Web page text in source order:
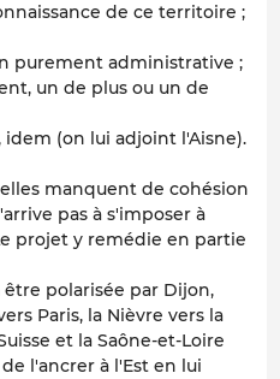
de ce territoire ;
purement administrative ;
un de plus ou un de
(on lui adjoint l'Aisne).
manquent de cohésion
pas à s'imposer à
projet y remédie en partie
polarisée par Dijon,
Paris, la Nièvre vers la
et la Saône-et-Loire
l'ancrer à l'Est en lui